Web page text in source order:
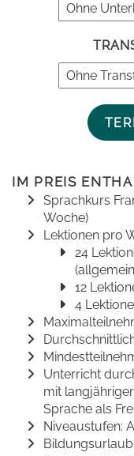
IM PREIS
Sprachkurs
Woche)
Lektionen pro
24
12
4
Unterricht
mit
Sprache als
Niveaustufen: